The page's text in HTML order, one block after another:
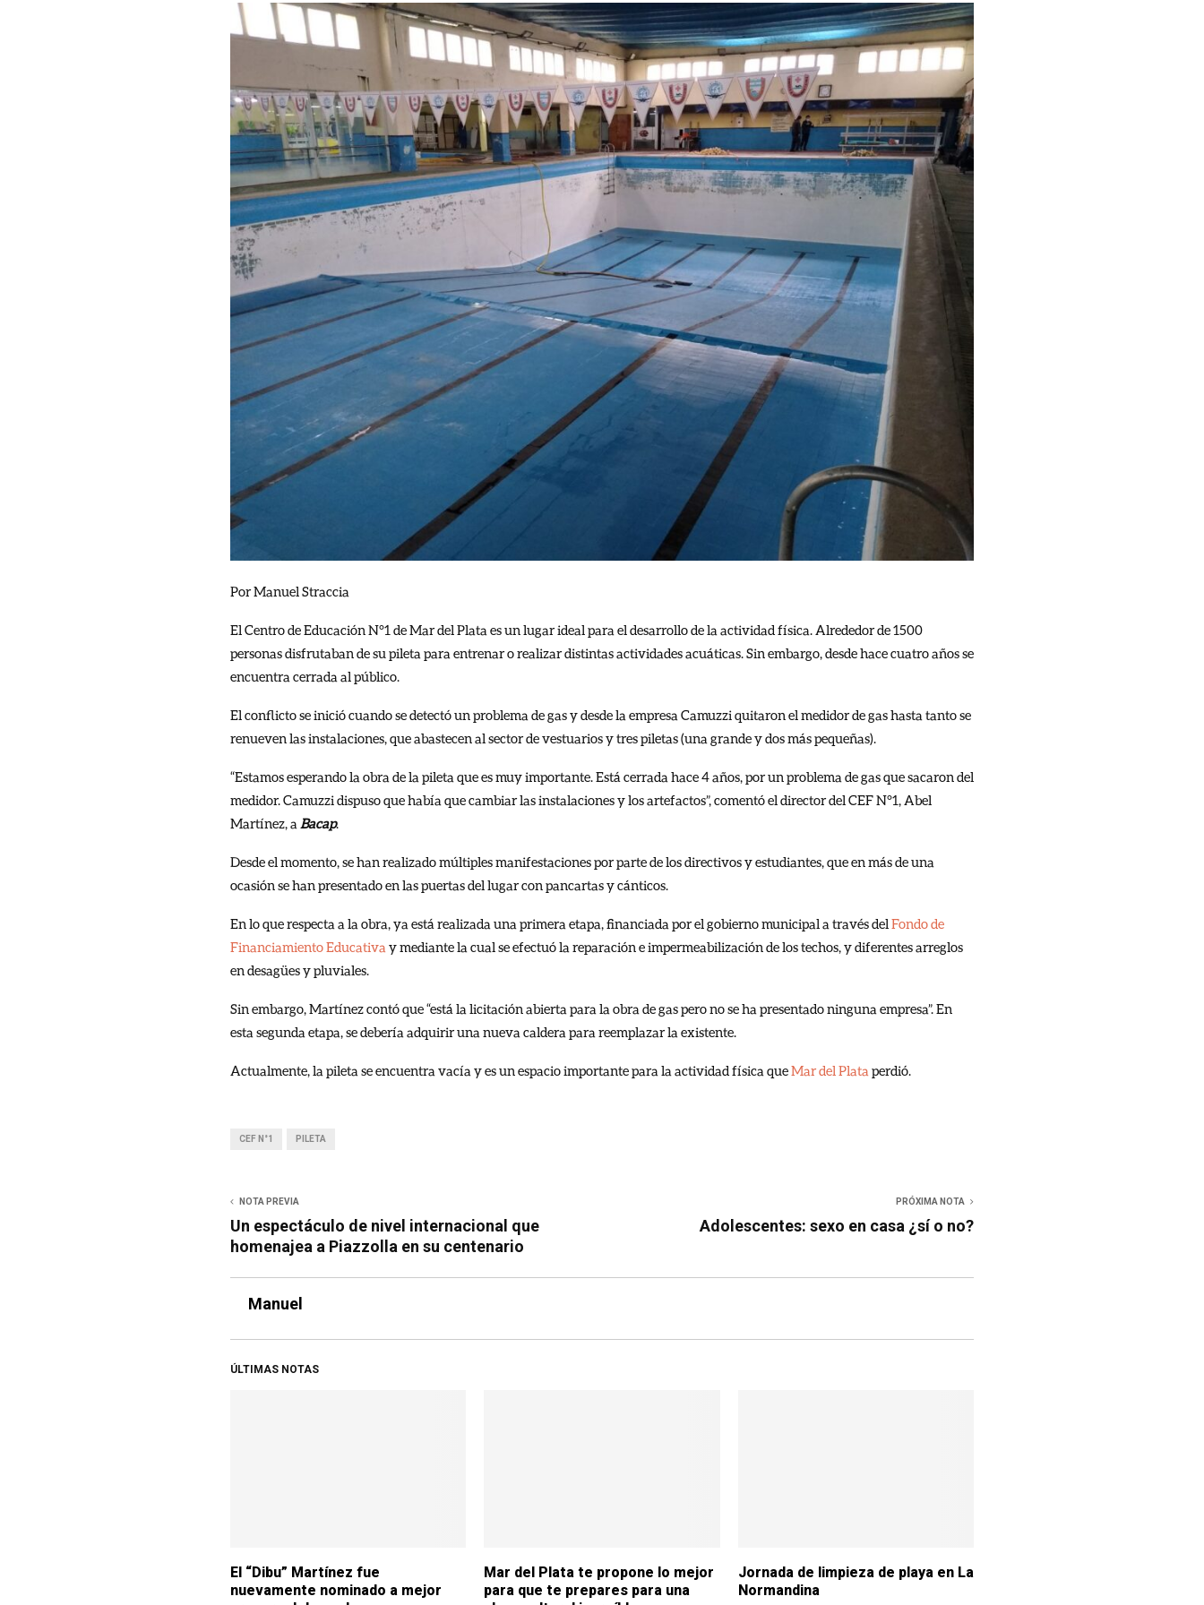
Por Manuel Straccia
El Centro de Educación N°1 de Mar del Plata es un lugar ideal para el desarrollo de la actividad física. Alrededor de 1500
personas disfrutaban de su pileta para entrenar o realizar distintas actividades acuáticas. Sin embargo, desde hace cuatro años se
encuentra cerrada al público.
El conflicto se inició cuando se detectó un problema de gas y desde la empresa Camuzzi quitaron el medidor de gas hasta tanto se
renueven las instalaciones, que abastecen al sector de vestuarios y tres piletas (una grande y dos más pequeñas).
“Estamos esperando la obra de la pileta que es muy importante. Está cerrada hace 4 años, por un problema de gas que sacaron del
medidor. Camuzzi dispuso que había que cambiar las instalaciones y los artefactos”, comentó el director del CEF N°1, Abel
Martínez, a Bacap.
Desde el momento, se han realizado múltiples manifestaciones por parte de los directivos y estudiantes, que en más de una
ocasión se han presentado en las puertas del lugar con pancartas y cánticos.
En lo que respecta a la obra, ya está realizada una primera etapa, financiada por el gobierno municipal a través del Fondo de
Financiamiento Educativa y mediante la cual se efectuó la reparación e impermeabilización de los techos, y diferentes arreglos
en desagües y pluviales.
Sin embargo, Martínez contó que “está la licitación abierta para la obra de gas pero no se ha presentado ninguna empresa”. En
esta segunda etapa, se debería adquirir una nueva caldera para reemplazar la existente.
Actualmente, la pileta se encuentra vacía y es un espacio importante para la actividad física queMar del Plata perdió.
CEF N°1 PILETA
NOTA PREVIA
Un espectáculo de nivel internacional que
homenajea a Piazzolla en su centenario
PRÓXIMA NOTA
Adolescentes: sexo en casa ¿sí o no?
Manuel
ÚLTIMAS NOTAS
El “Dibu” Martínez fue
nuevamente nominado a mejor
Mar del Plata te propone lo mejor
para que te prepares para una
Jornada de limpieza de playa en La
Normandina